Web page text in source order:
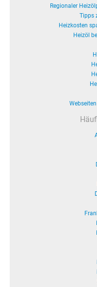
Regionaler
Tipps
Heizkosten
Heizöl